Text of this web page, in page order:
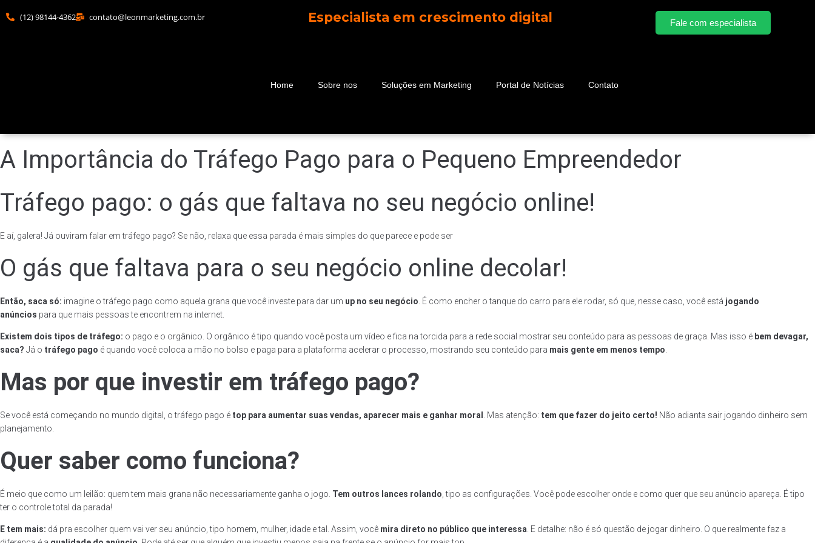
(12) 98144-4362 contato@leonmarketing.com.br Especialista em crescimento digital Fale com especialista
Home Sobre nos Soluções em Marketing Portal de Notícias Contato
A Importância do Tráfego Pago para o Pequeno Empreendedor
Tráfego pago: o gás que faltava no seu negócio online!
E aí, galera! Já ouviram falar em tráfego pago? Se não, relaxa que essa parada é mais simples do que parece e pode ser
O gás que faltava para o seu negócio online decolar!
Então, saca só: imagine o tráfego pago como aquela grana que você investe para dar um up no seu negócio . É como encher o tanque do carro para ele rodar, só que, nesse caso, você está jogando
anúncios para que mais pessoas te encontrem na internet.
Existem dois tipos de tráfego: o pago e o orgânico. O orgânico é tipo quando você posta um vídeo e fica na torcida para a rede social mostrar seu conteúdo para as pessoas de graça. Mas isso é bem devagar,
saca? Já o tráfego pago é quando você coloca a mão no bolso e paga para a plataforma acelerar o processo, mostrando seu conteúdo para mais gente em menos tempo
Mas por que investir em tráfego pago?
Se você está começando no mundo digital, o tráfego pago é top para aumentar suas vendas, aparecer mais e ganhar moral . Mas atenção: tem que fazer do jeito certo! Não adianta sair jogando dinheiro sem
planejamento.
Quer saber como funciona?
É meio que como um leilão: quem tem mais grana não necessariamente ganha o jogo. Tem outros lances rolando , tipo as configurações. Você pode escolher onde e como quer que seu anúncio apareça. É tipo
ter o controle total da parada!
E tem mais: dá pra escolher quem vai ver seu anúncio, tipo homem, mulher, idade e tal. Assim, você mira direto no público que interessa . E detalhe: não é só questão de jogar dinheiro. O que realmente faz a